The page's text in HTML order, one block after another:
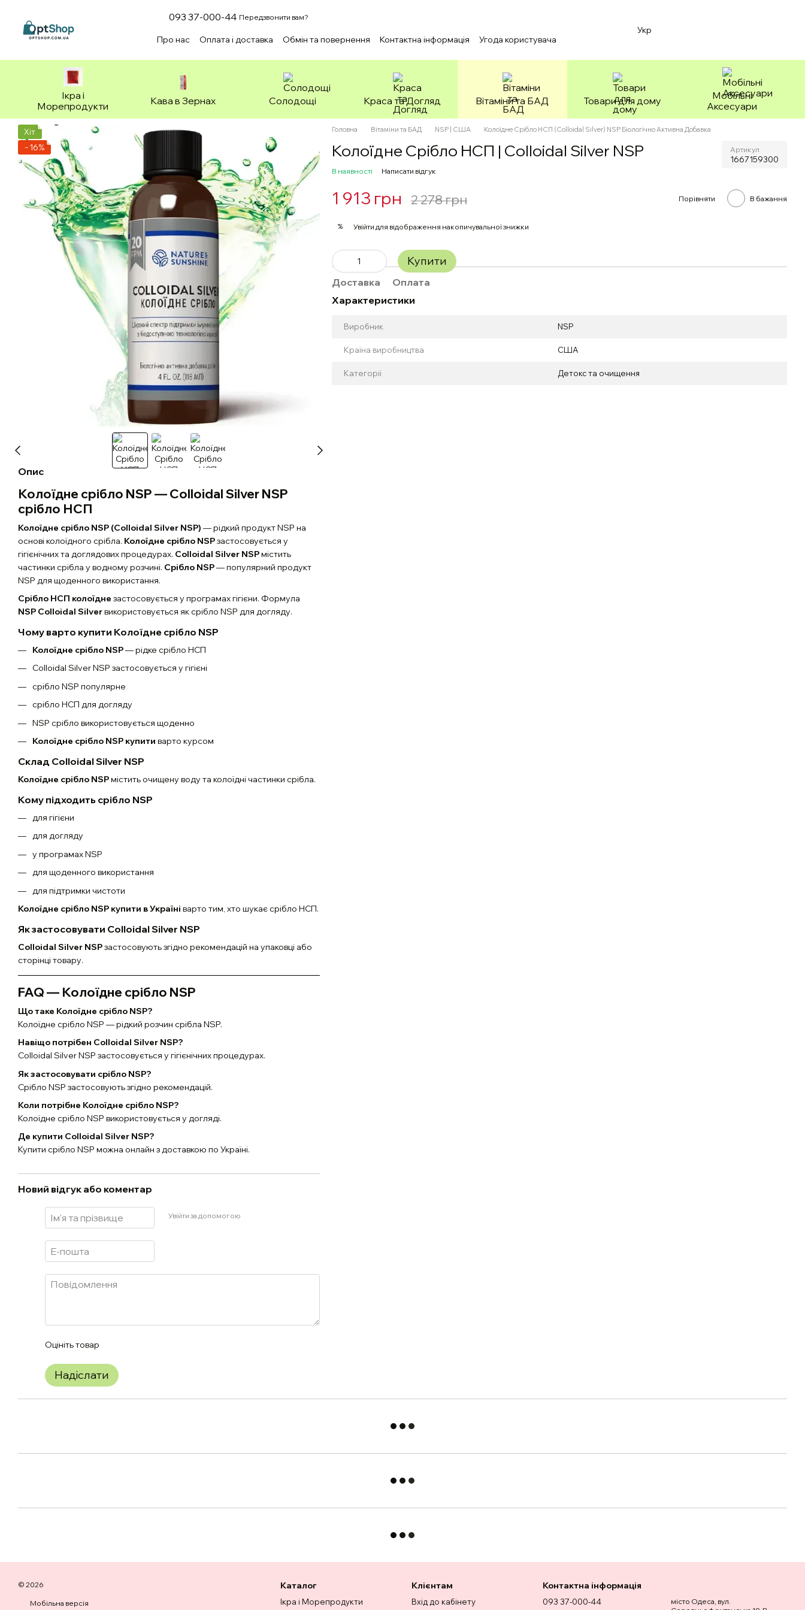
093 37-000-44 Передзвонити вам?
Про нас Оплата і доставка Обмін та повернення Контактна інформація
Угода користувача
Укр
Ікра і
Морепродукти
Кава в Зернах Солодощі Краса та Догляд Вітаміни та БАД Товари для дому
Мобільні
Аксесуари
Хіт
−16%
Опис
Колоїдне срібло NSP — Colloidal Silver NSP
срібло НСП
Колоїдне срібло NSP (Colloidal Silver NSP) — рідкий продукт NSP на
основі колоїдного срібла. Колоїдне срібло NSPзастосовується у
гігієнічних та доглядових процедурах. Colloidal Silver NSPмістить
частинки срібла у водному розчині. Срібло NSP— популярний продукт
NSP для щоденного використання.
Срібло НСП колоїдне застосовується у програмах гігієни. Формула
NSP Colloidal Silverвикористовується як срібло NSP для догляду.
Чому варто купити Колоїдне срібло NSP
Колоїдне срібло NSP— рідке срібло НСП
Colloidal Silver NSP застосовується у гігієні
срібло NSP популярне
срібло НСП для догляду
NSP срібло використовується щоденно
Колоїдне срібло NSP купити варто курсом
Склад Colloidal Silver NSP
Колоїдне срібло NSPмістить очищену воду та колоїдні частинки срібла.
Кому підходить срібло NSP
для гігієни
для догляду
у програмах NSP
для щоденного використання
для підтримки чистоти
Колоїдне срібло NSP купити в Україні варто тим, хто шукає срібло НСП.
Як застосовувати Colloidal Silver NSP
Colloidal Silver NSPзастосовують згідно рекомендацій на упаковці або
сторінці товару.
FAQ — Колоїдне срібло NSP
Що таке Колоїдне срібло NSP?
Колоїдне срібло NSP — рідкий розчин срібла NSP.
Навіщо потрібен Colloidal Silver NSP?
Colloidal Silver NSP застосовується у гігієнічних процедурах.
Як застосовувати срібло NSP?
Срібло NSP застосовують згідно рекомендацій.
Коли потрібне Колоїдне срібло NSP?
Колоїдне срібло NSP використовується у догляді.
Де купити Colloidal Silver NSP?
Купити срібло NSP можна онлайн з доставкою по Україні.
Новий відгук або коментар
Увійти за допомогою
Оцініть товар
Надіслати
Головна Вітаміни та БАД NSP | США Колоїдне Срібло НСП (Colloidal Silver) NSP Біологічно Активна Добавка
Колоїдне Срібло НСП | Colloidal Silver NSP Артикул
1667159300
В наявності Написати відгук
1 913 грн 2 278 грн Порівняти В бажання
% Увійти для відображення накопичувальної знижки
Купити
Доставка
Оплата
Характеристики
Виробник NSP
Країна виробництва США
Категорії Детокс та очищення
© 2026
Мобільна версія
Каталог
Ікра і Морепродукти
Клієнтам
Вхід до кабінету
Контактна інформація
093 37-000-44
місто Одеса, вул.